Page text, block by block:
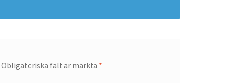
Obligatoriska fält är märkta *